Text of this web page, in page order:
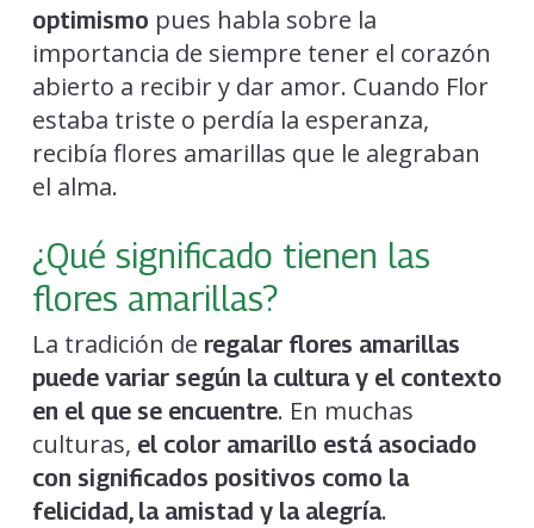
optimismo pues habla sobre la
importancia de siempre tener el corazón
abierto a recibir y dar amor. Cuando Flor
estaba triste o perdía la esperanza,
recibía flores amarillas que le alegraban
el alma.
¿Qué significado tienen las
flores amarillas?
La tradición de regalar flores amarillas
puede variar según la cultura y el contexto
en el que se encuentre. En muchas
culturas, el color amarillo está asociado
con significados positivos como la
felicidad, la amistad y la alegría.